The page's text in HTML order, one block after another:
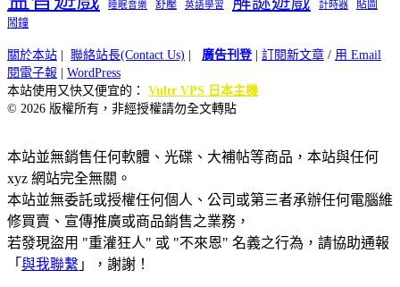
睡眠音樂 舒壓 英語學習 計時器
貼圖
鬧鐘
關於本站 聯絡站長(Contact Us) 廣告刊登| 訂閱新文章 / 用 Email
閱電子報
WordPress
本站使用又快又便宜的： Vultr VPS 日本主機
© 2026 版權所有，非經授權請勿全文轉貼
本站並無銷售任何軟體、光碟、大補帖等商品，本站與任何
xyz 網站完全無關。
本站並無委託或授權任何個人、公司或第三者承辦任何電腦維
修買賣、宣傳推廣或商品銷售之業務，
若發現盜用 "重灌狂人" 或 "不來恩" 名義之行為，請協助通報
「 與我聯繫 」，謝謝！